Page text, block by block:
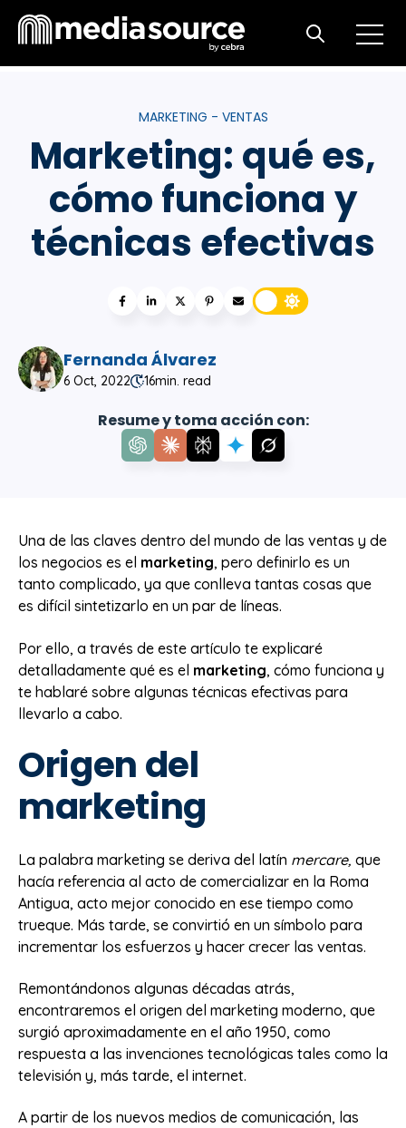
Open
Open search
MARKETING - VENTAS
Marketing: qué es,
cómo funciona y
técnicas efectivas
Fernanda Álvarez
6 Oct, 2022 16min. read
Resume y toma acción con:
Una de las claves dentro del mundo de las ventas y de
los negocios es el marketing, pero definirlo es un
tanto complicado, ya que conlleva tantas cosas que
es difícil sintetizarlo en un par de líneas.
Por ello, a través de este artículo te explicaré
detalladamente qué es el marketing, cómo funciona y
te hablaré sobre algunas técnicas efectivas para
llevarlo a cabo.
Origen del
marketing
La palabra marketing se deriva del latín mercare, que
hacía referencia al acto de comercializar en la Roma
Antigua, acto mejor conocido en ese tiempo como
trueque. Más tarde, se convirtió en un símbolo para
incrementar los esfuerzos y hacer crecer las ventas.
Remontándonos algunas décadas atrás,
encontraremos el origen del marketing moderno, que
surgió aproximadamente en el año 1950, como
respuesta a las invenciones tecnológicas tales como la
televisión y, más tarde, el internet.
A partir de los nuevos medios de comunicación, las